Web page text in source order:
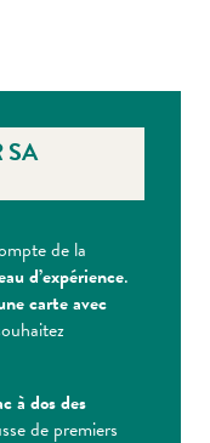
SA
de la
d’expérience.
carte avec
à dos des
de premiers